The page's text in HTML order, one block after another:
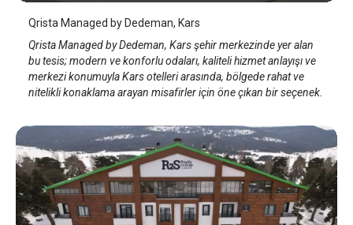
Qrista Managed by Dedeman, Kars
Qrista Managed by Dedeman, Kars şehir merkezinde yer alan
bu tesis; modern ve konforlu odaları, kaliteli hizmet anlayışı ve
merkezi konumuyla Kars otelleri arasında, bölgede rahat ve
nitelikli konaklama arayan misafirler için öne çıkan bir seçenek.